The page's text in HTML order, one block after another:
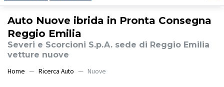
Auto Nuove ibrida in Pronta Consegna
Reggio Emilia
Severi e Scorcioni S.p.A. sede di Reggio Emilia
vetture nuove
Home Ricerca Auto Nuove